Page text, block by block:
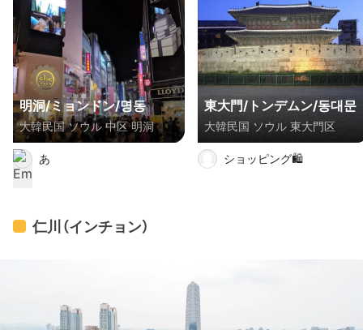
明洞/ミョンドン/명동
大韓民国 ソウル 中区 明洞
あ
東大門/トンデムン/동대문
大韓民国 ソウル 東大門区
ショッピング🛍
仁川（インチョン）